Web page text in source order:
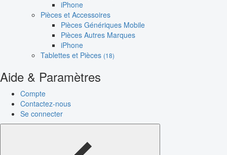
iPhone
Pièces et Accessoires
Pièces Génériques Mobile
Pièces Autres Marques
iPhone
Tablettes et Pièces (18)
Aide & Paramètres
Compte
Contactez-nous
Se connecter